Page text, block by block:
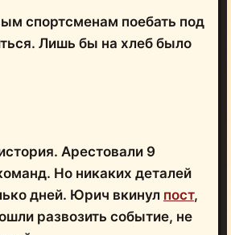
спортсменам поебать под
Лишь бы на хлеб было
Арестовали 9
Но никаких деталей
дней. Юрич вкинул пост,
развозить событие, не